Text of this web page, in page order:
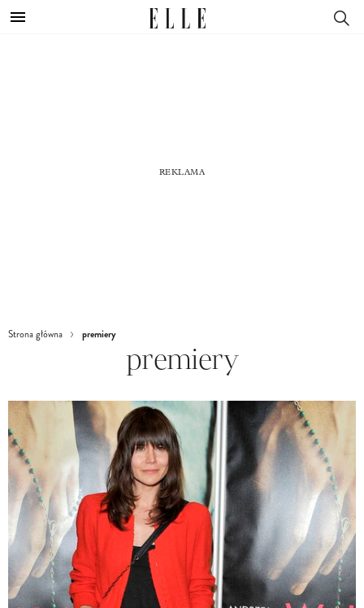
Strona główna premiery
premiery